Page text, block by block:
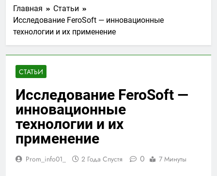
Главная
Статьи
Исследование FeroSoft — инновационные
технологии и их применение
СТАТЬИ
Исследование FeroSoft —
инновационные
технологии и их
применение
Prom_info01_ 2 Года Спустя 0 7 Минуты